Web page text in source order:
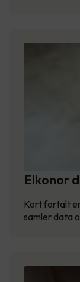
Elkonor
Kort fortalt
samler data